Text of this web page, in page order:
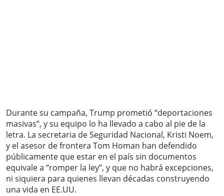
Durante su campaña, Trump prometió “deportaciones
masivas”, y su equipo lo ha llevado a cabo al pie de la
letra. La secretaria de Seguridad Nacional, Kristi Noem,
y el asesor de frontera Tom Homan han defendido
públicamente que estar en el país sin documentos
equivale a “romper la ley”, y que no habrá excepciones,
ni siquiera para quienes llevan décadas construyendo
una vida en EE.UU.